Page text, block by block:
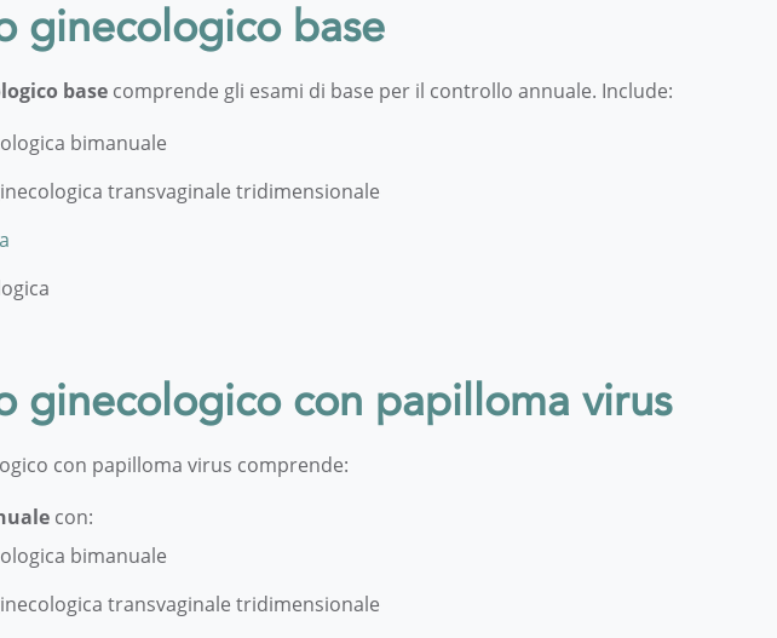
ginecologico base
base comprende gli esami di base per il controllo annuale. Include:
bimanuale
transvaginale tridimensionale
ginecologico con papilloma virus
con papilloma virus comprende:
con:
bimanuale
transvaginale tridimensionale